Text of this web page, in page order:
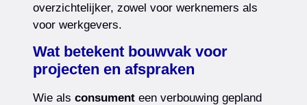
overzichtelijker, zowel voor werknemers als
voor werkgevers.
Wat betekent bouwvak voor
projecten en afspraken
Wie als consumenteen verbouwing gepland